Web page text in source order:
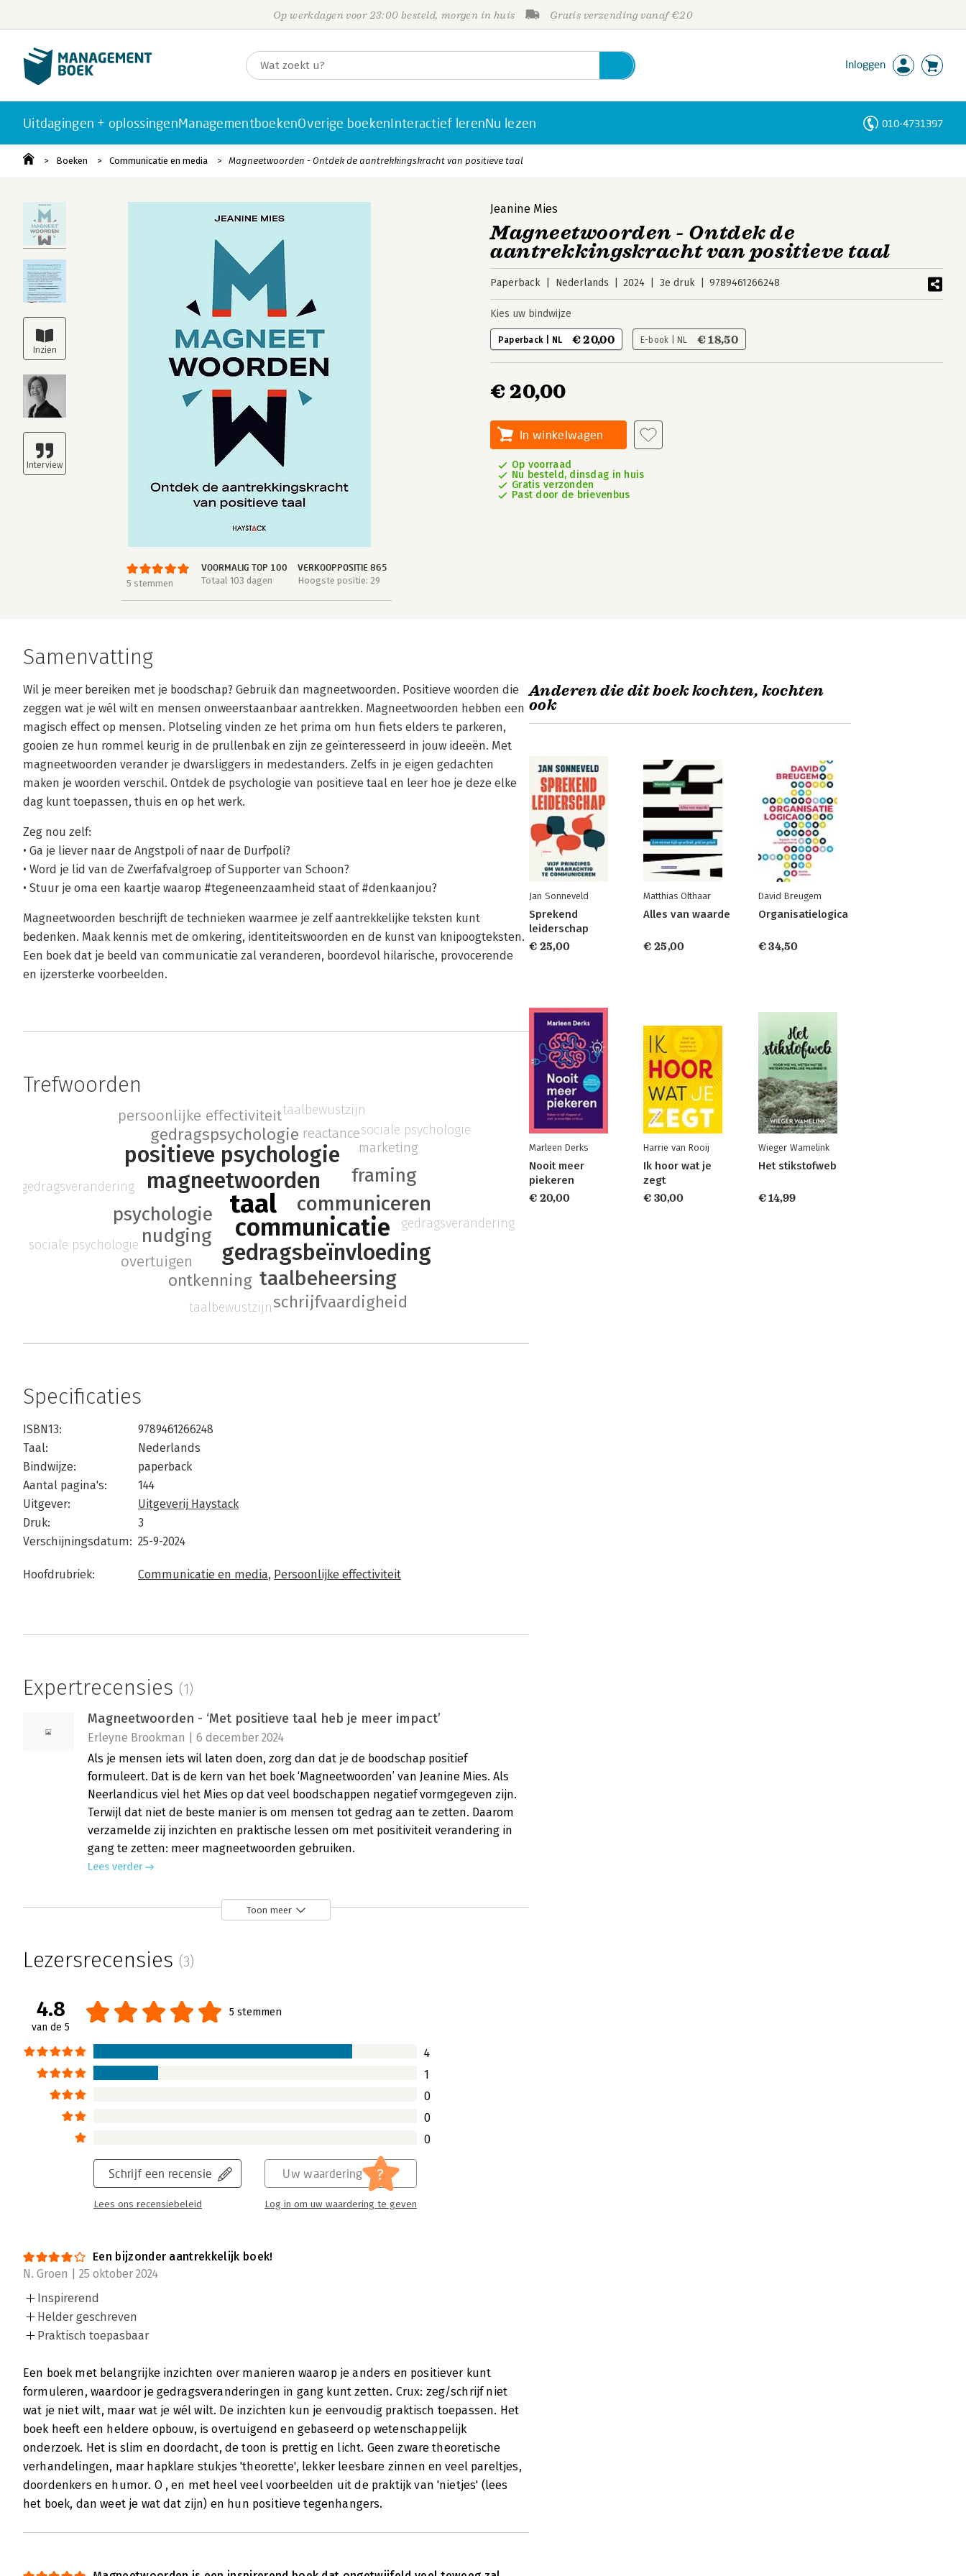
Op werkdagen voor 23:00 besteld, morgen in huis Gratis verzending vanaf €20
Inloggen
Uitdagingen + oplossingenManagementboekenOverige boekenInteractief lerenNu lezen 010-4731397
Boeken Communicatie en media Magneetwoorden - Ontdek de aantrekkingskracht van positieve taal
5 stemmen
VOORMALIG TOP 100
Totaal 103 dagen
VERKOOPPOSITIE 865
Hoogste positie: 29
Jeanine Mies
Magneetwoorden - Ontdek de
aantrekkingskracht van positieve taal
Paperback Nederlands 2024 3e druk 9789461266248
Kies uw bindwijze
Paperback | NL € 20,00 E-book | NL € 18,50
€ 20,00
In winkelwagen
Op voorraad
Nu besteld, dinsdag in huis
Gratis verzonden
Past door de brievenbus
Samenvatting
Wil je meer bereiken met je boodschap? Gebruik dan magneetwoorden. Positieve woorden die
zeggen wat je wél wilt en mensen onweerstaanbaar aantrekken. Magneetwoorden hebben een
magisch effect op mensen. Plotseling vinden ze het prima om hun fiets elders te parkeren,
gooien ze hun rommel keurig in de prullenbak en zijn ze geïnteresseerd in jouw ideeën. Met
magneetwoorden verander je dwarsliggers in medestanders. Zelfs in je eigen gedachten
maken je woorden verschil. Ontdek de psychologie van positieve taal en leer hoe je deze elke
dag kunt toepassen, thuis en op het werk.
Zeg nou zelf:
• Ga je liever naar de Angstpoli of naar de Durfpoli?
• Word je lid van de Zwerfafvalgroep of Supporter van Schoon?
• Stuur je oma een kaartje waarop #tegeneenzaamheid staat of #denkaanjou?
Magneetwoorden beschrijft de technieken waarmee je zelf aantrekkelijke teksten kunt
bedenken. Maak kennis met de omkering, identiteitswoorden en de kunst van knipoogteksten.
Een boek dat je beeld van communicatie zal veranderen, boordevol hilarische, provocerende
en ijzersterke voorbeelden.
Trefwoorden
taal
communicatie
magneetwoorden
gedragsbeïnvloeding
positieve psychologie
communiceren
taalbeheersing
nudging
psychologie
framing
gedragspsychologie
ontkenning
schrijfvaardigheid
persoonlijke effectiviteit
overtuigen
reactance
marketing
gedragsverandering
taalbewustzijn
sociale psychologie
gedragsverandering
taalbewustzijn
sociale psychologie
Specificaties
ISBN13:
9789461266248
Taal:
Nederlands
Bindwijze:
paperback
Aantal pagina's:
144
Uitgever:
Uitgeverij Haystack
Druk:
3
Verschijningsdatum: 25-9-2024
Hoofdrubriek: Communicatie en media, Persoonlijke effectiviteit
Expertrecensies (1)
Magneetwoorden - ‘Met positieve taal heb je meer impact’
Erleyne Brookman | 6 december 2024
Als je mensen iets wil laten doen, zorg dan dat je de boodschap positief
formuleert. Dat is de kern van het boek ‘Magneetwoorden’ van Jeanine Mies. Als
Neerlandicus viel het Mies op dat veel boodschappen negatief vormgegeven zijn.
Terwijl dat niet de beste manier is om mensen tot gedrag aan te zetten. Daarom
verzamelde zij inzichten en praktische lessen om met positiviteit verandering in
gang te zetten: meer magneetwoorden gebruiken.
Lees verder
Toon meer
Lezersrecensies (3)
4.8
van de 5
5 stemmen
4
1
0
0
0
Schrijf een recensie
Lees ons recensiebeleid
Uw waardering ?
Log in om uw waardering te geven
Een bijzonder aantrekkelijk boek!
N. Groen | 25 oktober 2024
Inspirerend
Helder geschreven
Praktisch toepasbaar
Een boek met belangrijke inzichten over manieren waarop je anders en positiever kunt
formuleren, waardoor je gedragsveranderingen in gang kunt zetten. Crux: zeg/schrijf niet
wat je niet wilt, maar wat je wél wilt. De inzichten kun je eenvoudig praktisch toepassen. Het
boek heeft een heldere opbouw, is overtuigend en gebaseerd op wetenschappelijk
onderzoek. Het is slim en doordacht, de toon is prettig en licht. Geen zware theoretische
verhandelingen, maar hapklare stukjes 'theorette', lekker leesbare zinnen en veel pareltjes,
doordenkers en humor. O , en met heel veel voorbeelden uit de praktijk van 'nietjes' (lees
het boek, dan weet je wat dat zijn) en hun positieve tegenhangers.
Anderen die dit boek kochten, kochten
ook
Jan Sonneveld
Sprekend
leiderschap
€ 25,00
Matthias Olthaar
Alles van waarde
€ 25,00
David Breugem
Organisatielogica
€ 34,50
Marleen Derks
Nooit meer
piekeren
€ 20,00
Harrie van Rooij
Ik hoor wat je
zegt
€ 30,00
Wieger Wamelink
Het stikstofweb
€ 14,99
Personen